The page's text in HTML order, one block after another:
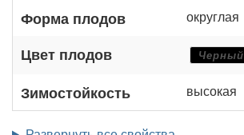
Форма плодов округлая
Цвет плодов Черный
Зимостойкость высокая